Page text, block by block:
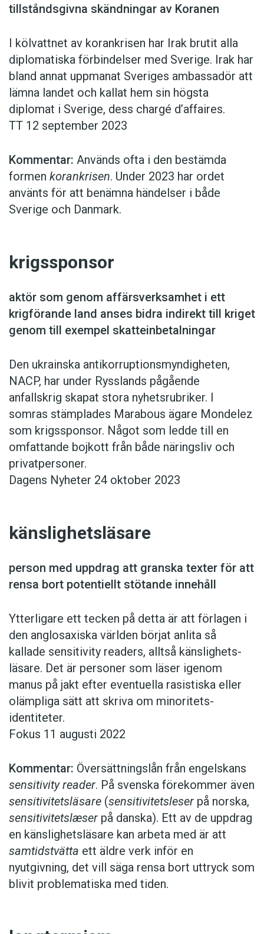
tillståndsgivna skändningar av Koranen
I kölvattnet av korankrisen har Irak brutit alla
diploma­tiska förbindelser med Sverige. Irak har
bland annat upp­manat Sveriges ­ambassadör att
lämna landet och kallat hem sin högsta
diplomat i ­Sverige, dess chargé d’affaires.
TT 12 september 2023
Kommentar: Används ofta i den bestämda
formen korankrisen. Under 2023 har ordet
använts för att benämna händelser i både
Sverige och Danmark.
krigssponsor
aktör som genom affärsverksamhet i ett
krigförande land anses bidra indirekt till kriget
genom till exempel skatte­inbetalningar
Den ukrainska antikorruptionsmyndigheten,
NACP, har under Rysslands pågående
anfallskrig skapat stora nyhetsrubriker. I
somras stämplades Marabous ägare Mondelez
som krigssponsor. Något som ledde till en
omfattande bojkott från både näringsliv och
privatpersoner.
Dagens Nyheter 24 oktober 2023
känslighetsläsare
person med uppdrag att granska texter för att
rensa bort potentiellt stötande innehåll
Ytterligare ett tecken på detta är att förlagen i
den anglo­saxiska världen börjat anlita så
kallade sensitivity readers, alltså känslighets­
läsare. Det är personer som läser igenom
manus på jakt efter eventuella rasistiska eller
olämpliga sätt att skriva om minoritets­
identiteter.
Fokus 11 augusti 2022
Kommentar: Översättningslån från engelskans
sensitivity reader. På svenska ­förekommer även
sensitivitetsläsare ­(sensitivitetsleser på norska,
sensi­tivitetslæser på danska). Ett av de uppdrag
en känslighetsläsare kan arbeta med är att
samtidstvätta ett äldre verk ­inför en
nyutgivning, det vill säga rensa bort uttryck som
blivit problematiska med tiden.